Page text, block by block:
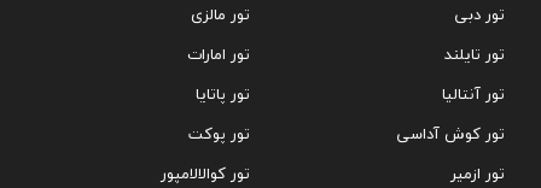
تور دبی
تور تایلند
تور آنتالیا
تور کوش آداسی
تور ازمیر
تور مالزی
تور امارات
تور پاتایا
تور پوکت
تور کوالالامپور